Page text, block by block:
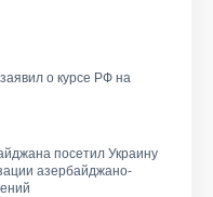
о курсе РФ на
посетил Украину
азербайджано-